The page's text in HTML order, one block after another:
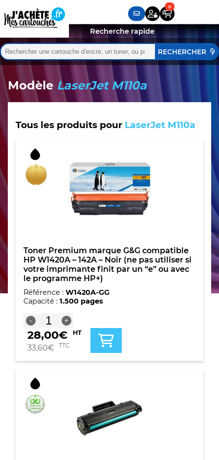
Rechercher :
Quand les résultats de l'auto-complétion sont
Recherche rapide
Modèle LaserJet M110a
Tous les produits pour LaserJet M110a
Toner Premium marque G&G compatible
HP W1420A – 142A – Noir (ne pas utiliser si
votre imprimante finit par un “e” ou avec
le programme HP+)
Référence : W1420A-GG
Capacité : 1.500 pages
-
quantité
de
Toner
Premium
G&G
HP
W1420A
-
142A
+
28,00€ HT
33,60€ TTC